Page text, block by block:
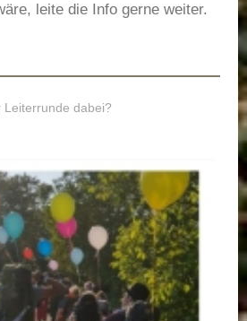
leite die Info gerne weiter.
dabei?